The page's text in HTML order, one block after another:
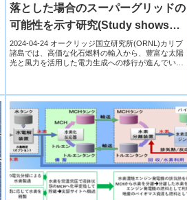
落とした場合のスーパーグリッドの
可能性を示す研究(Study shows
potential of super grids when
hurricanes overshadow solar
2024-04-24 オークリッジ国立研究所(ORNL)カリブ
諸島では、高価な化石燃料の輸入から、豊富な太陽
光と風力を活用した電力生成への移行が進んでいま